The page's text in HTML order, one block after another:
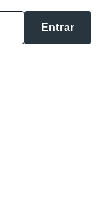
Entrar